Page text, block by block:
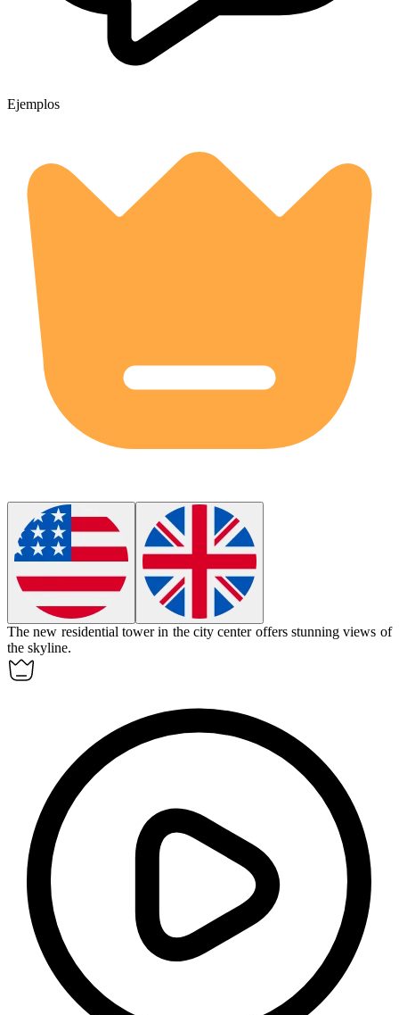
Ejemplos
The new residential tower in the city center offers stunning views of
the skyline.